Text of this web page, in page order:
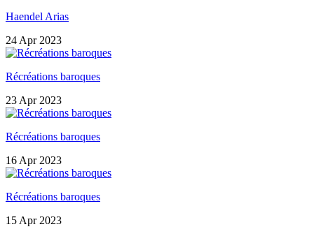
Haendel Arias
24 Apr 2023
Récréations baroques
23 Apr 2023
Récréations baroques
16 Apr 2023
Récréations baroques
15 Apr 2023